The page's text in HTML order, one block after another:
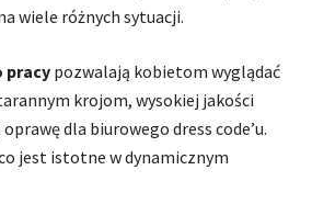
wiele różnych sytuacji.
pracy pozwalają kobietom wyglądać
krojom, wysokiej jakości
dla biurowego dress code’u.
jest istotne w dynamicznym